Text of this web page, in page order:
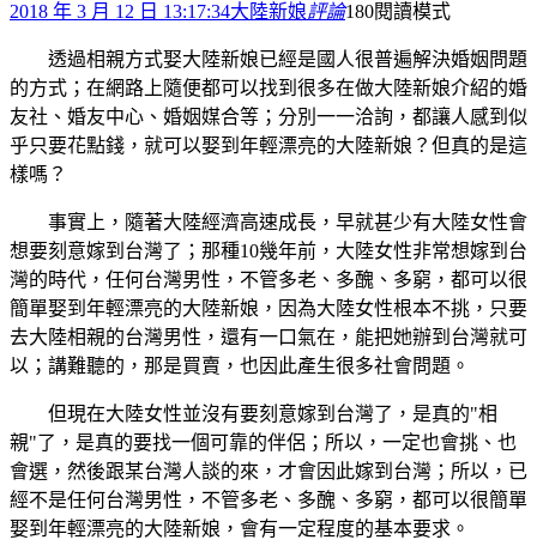
2018 年 3 月 12 日 13:17:34大陸新娘評論180閱讀模式
透過相親方式娶大陸新娘已經是國人很普遍解決婚姻問題
的方式；在網路上隨便都可以找到很多在做大陸新娘介紹的婚
友社、婚友中心、婚姻媒合等；分別一一洽詢，都讓人感到似
乎只要花點錢，就可以娶到年輕漂亮的大陸新娘？但真的是這
樣嗎？
事實上，隨著大陸經濟高速成長，早就甚少有大陸女性會
想要刻意嫁到台灣了；那種10幾年前，大陸女性非常想嫁到台
灣的時代，任何台灣男性，不管多老、多醜、多窮，都可以很
簡單娶到年輕漂亮的大陸新娘，因為大陸女性根本不挑，只要
去大陸相親的台灣男性，還有一口氣在，能把她辦到台灣就可
以；講難聽的，那是買賣，也因此產生很多社會問題。
但現在大陸女性並沒有要刻意嫁到台灣了，是真的"相
親"了，是真的要找一個可靠的伴侶；所以，一定也會挑、也
會選，然後跟某台灣人談的來，才會因此嫁到台灣；所以，已
經不是任何台灣男性，不管多老、多醜、多窮，都可以很簡單
娶到年輕漂亮的大陸新娘，會有一定程度的基本要求。